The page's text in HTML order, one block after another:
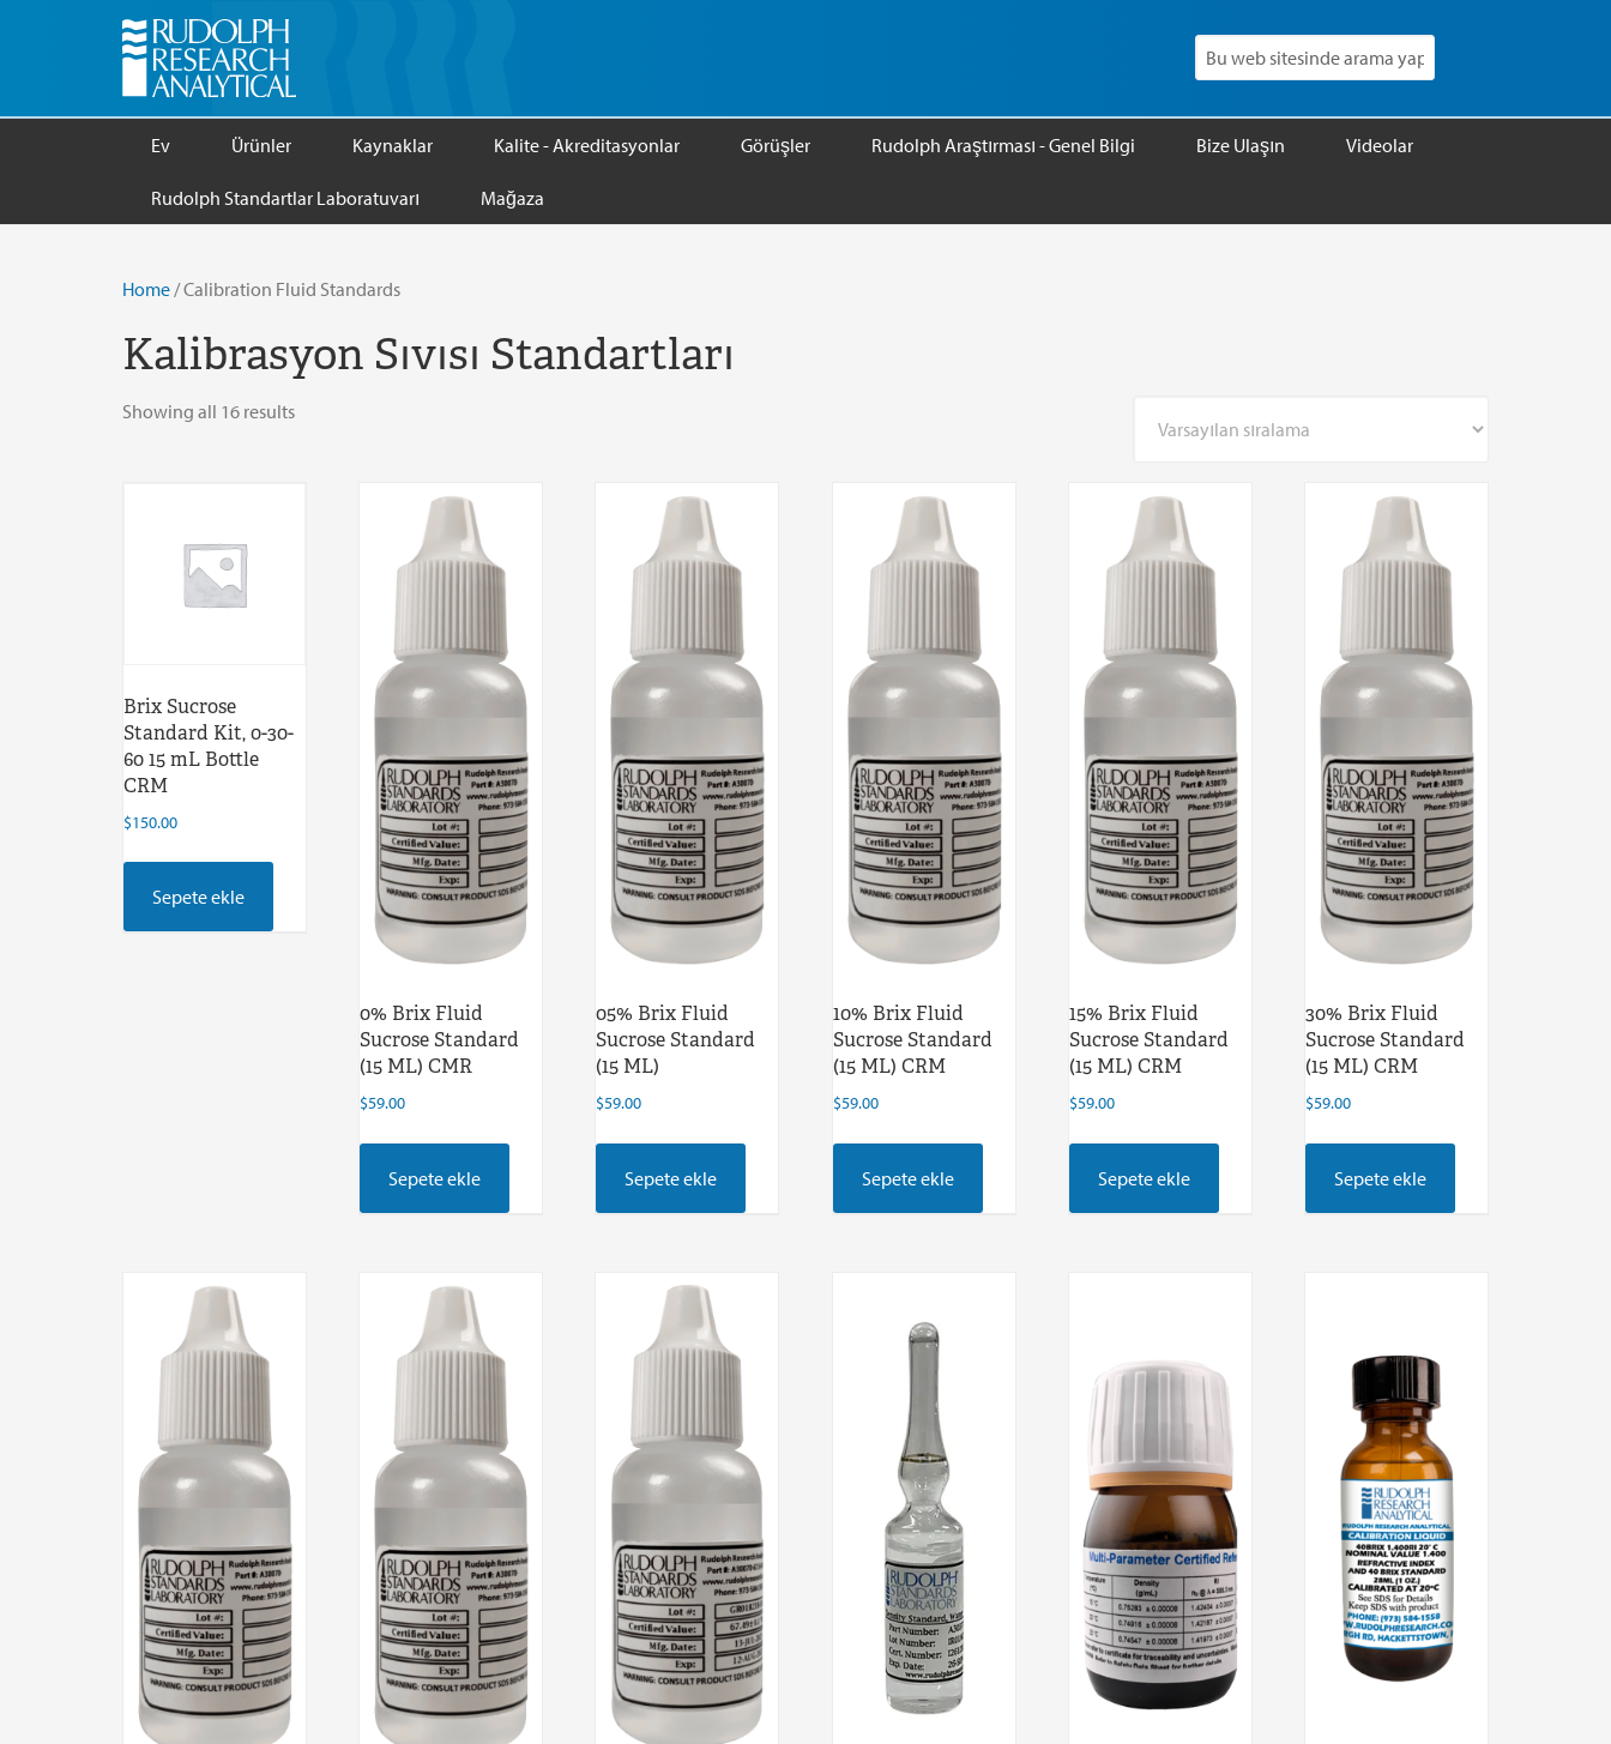
Ev Ürünler Kaynaklar Kalite - Akreditasyonlar Görüşler Rudolph Araştırması - Genel Bilgi Bize Ulaşın Videolar
Rudolph Standartlar Laboratuvarı Mağaza
Home / Calibration Fluid Standards
Kalibrasyon Sıvısı Standartları
Showing all 16 results
Brix Sucrose
Standard Kit, 0-30-
60 15 mL Bottle
CRM
$150.00
Sepete ekle
0% Brix Fluid
Sucrose Standard
(15 ML) CMR
$59.00
Sepete ekle
05% Brix Fluid
Sucrose Standard
(15 ML)
$59.00
Sepete ekle
10% Brix Fluid
Sucrose Standard
(15 ML) CRM
$59.00
Sepete ekle
15% Brix Fluid
Sucrose Standard
(15 ML) CRM
$59.00
Sepete ekle
30% Brix Fluid
Sucrose Standard
(15 ML) CRM
$59.00
Sepete ekle